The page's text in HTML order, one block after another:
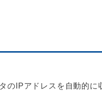
のIPアドレスを自動的に